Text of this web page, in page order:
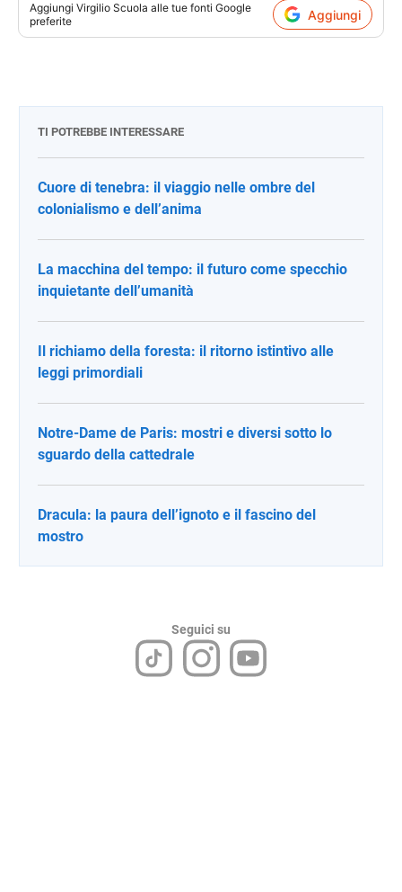
Aggiungi Virgilio Scuola alle tue fonti Google
preferite
Aggiungi
TI POTREBBE INTERESSARE
Cuore di tenebra: il viaggio nelle ombre del
colonialismo e dell’anima
La macchina del tempo: il futuro come specchio
inquietante dell’umanità
Il richiamo della foresta: il ritorno istintivo alle
leggi primordiali
Notre-Dame de Paris: mostri e diversi sotto lo
sguardo della cattedrale
Dracula: la paura dell’ignoto e il fascino del
mostro
Seguici su